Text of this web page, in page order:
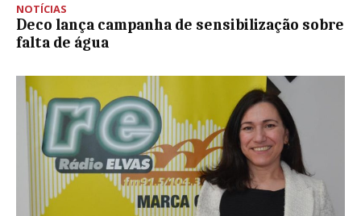
NOTÍCIAS
Deco lança campanha de sensibilização sobre
falta de água